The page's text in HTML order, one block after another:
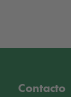
Contacto